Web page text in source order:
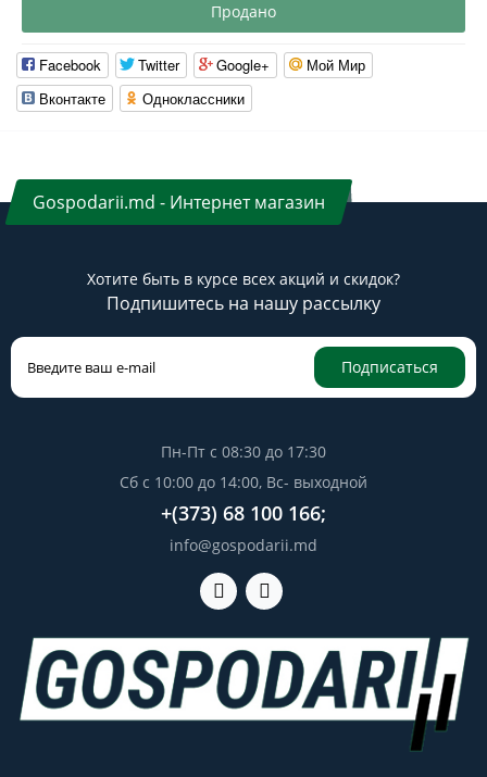
Продано
Facebook Twitter Google+
Мой Мир
Вконтакте
Одноклассники
Gospodarii.md - Интернет магазин
Хотите быть в курсе всех акций и скидок?
Подпишитесь на нашу рассылку
Подписаться
Пн-Пт с 08:30 до 17:30
Сб с 10:00 до 14:00, Вс- выходной
+(373) 68 100 166;
info@gospodarii.md